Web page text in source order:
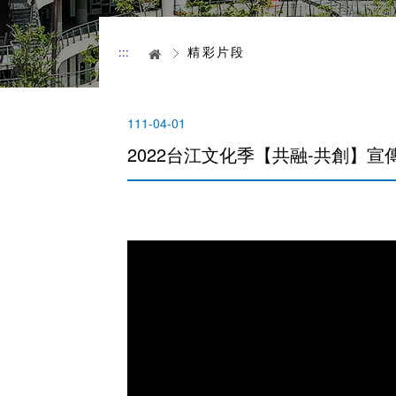
::: 首頁 精彩片段
111-04-01
2022台江文化季【共融-共創】宣